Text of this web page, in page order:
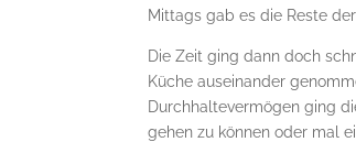
Mittags gab es die Reste
Die Zeit ging dann doch
Küche auseinander
Durchhaltevermögen ging
gehen zu können oder mal